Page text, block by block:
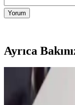
Yorum
Ayrıca
iPhone 13
Hakkında